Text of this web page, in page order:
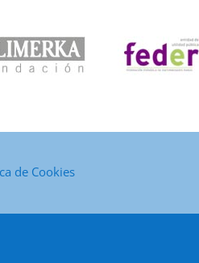
de Cookies